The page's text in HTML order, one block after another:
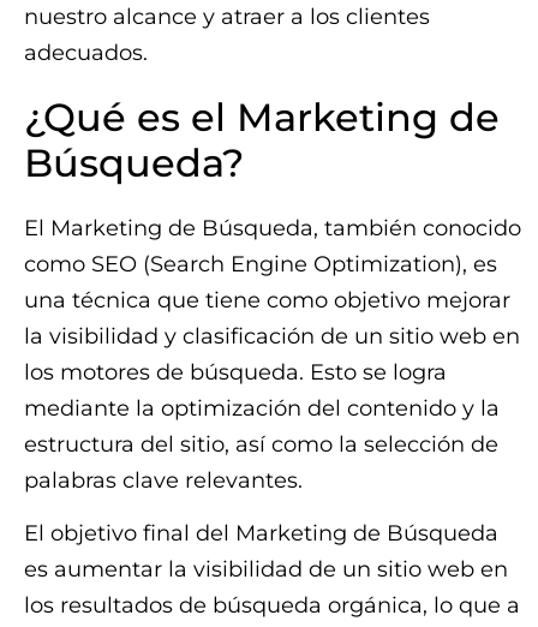
nuestro alcance y atraer a los clientes
adecuados.
¿Qué es el Marketing de
Búsqueda?
El Marketing de Búsqueda, también conocido
como SEO (Search Engine Optimization), es
una técnica que tiene como objetivo mejorar
la visibilidad y clasificación de un sitio web en
los motores de búsqueda. Esto se logra
mediante la optimización del contenido y la
estructura del sitio, así como la selección de
palabras clave relevantes.
El objetivo final del Marketing de Búsqueda
es aumentar la visibilidad de un sitio web en
los resultados de búsqueda orgánica, lo que a